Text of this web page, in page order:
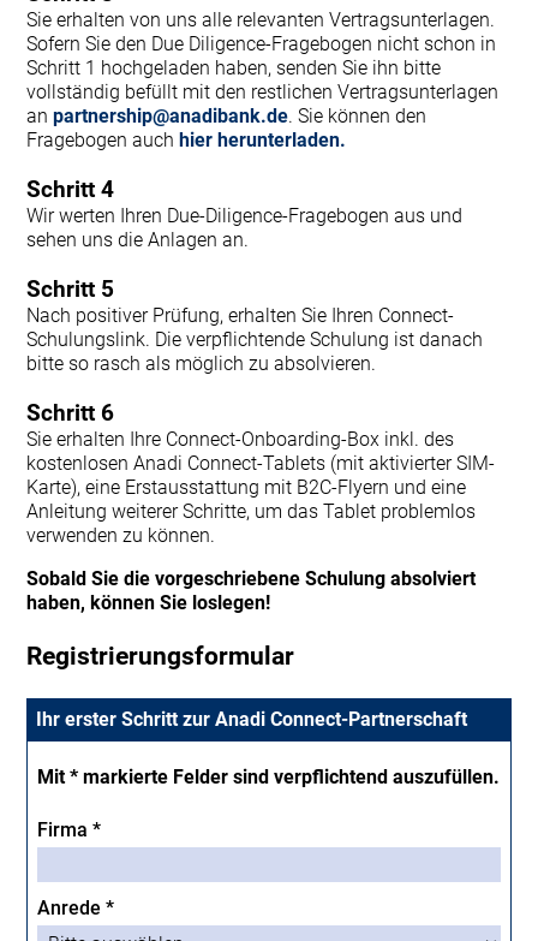
Sie erhalten von uns alle relevanten Vertragsunterlagen.
Sofern Sie den Due Diligence-Fragebogen nicht schon in
Schritt 1 hochgeladen haben, senden Sie ihn bitte
vollständig befüllt mit den restlichen Vertragsunterlagen
anpartnership@anadibank.de. Sie können den
Fragebogen auchhier herunterladen.
Schritt 4
Wir werten Ihren Due-Diligence-Fragebogen aus und
sehen uns die Anlagen an.
Schritt 5
Nach positiver Prüfung, erhalten Sie Ihren Connect-
Schulungslink. Die verpflichtende Schulung ist danach
bitte so rasch als möglich zu absolvieren.
Schritt 6
Sie erhalten Ihre Connect-Onboarding-Box inkl. des
kostenlosen Anadi Connect-Tablets (mit aktivierter SIM-
Karte), eine Erstausstattung mit B2C-Flyern und eine
Anleitung weiterer Schritte, um das Tablet problemlos
verwenden zu können.
Sobald Sie die vorgeschriebene Schulung absolviert
haben, können Sie loslegen!
Registrierungsformular
Ihr erster Schritt zur Anadi Connect-Partnerschaft
Mit * markierte Felder sind verpflichtend auszufüllen.
Firma *
Anrede *